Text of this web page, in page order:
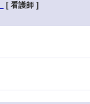
[ 看護師 ]